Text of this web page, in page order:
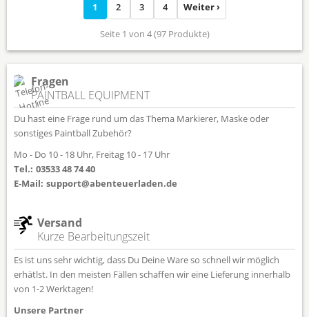
1 2 3 4 Weiter ›
Seite 1 von 4 (97 Produkte)
Fragen
PAINTBALL EQUIPMENT
Du hast eine Frage rund um das Thema Markierer, Maske oder
sonstiges Paintball Zubehör?
Mo - Do 10 - 18 Uhr, Freitag 10 - 17 Uhr
Tel.: 03533 48 74 40
E-Mail: support@abenteuerladen.de
Versand
Kurze Bearbeitungszeit
Es ist uns sehr wichtig, dass Du Deine Ware so schnell wir möglich
erhätlst. In den meisten Fällen schaffen wir eine Lieferung innerhalb
von 1-2 Werktagen!
Unsere Partner